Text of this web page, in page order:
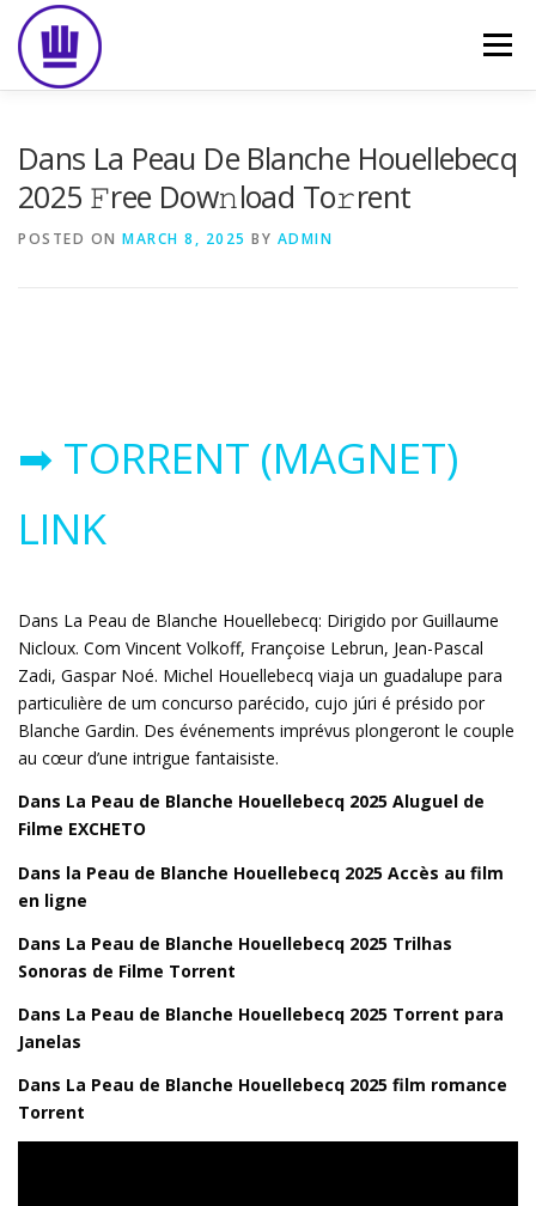
content
Menu
Dans La Peau De Blanche Houellebecq
2025 𝙵ree Dow𝚗load To𝚛rent
POSTED ON MARCH 8, 2025 BY ADMIN
➡ TORRENT (MAGNET)
LINK
Dans La Peau de Blanche Houellebecq: Dirigido por Guillaume
Nicloux. Com Vincent Volkoff, Françoise Lebrun, Jean-Pascal
Zadi, Gaspar Noé. Michel Houellebecq viaja un guadalupe para
particulière de um concurso parécido, cujo júri é présido por
Blanche Gardin. Des événements imprévus plongeront le couple
au cœur d’une intrigue fantaisiste.
Dans La Peau de Blanche Houellebecq 2025 Aluguel de
Filme EXCHETO
Dans la Peau de Blanche Houellebecq 2025 Accès au film
en ligne
Dans La Peau de Blanche Houellebecq 2025 Trilhas
Sonoras de Filme Torrent
Dans La Peau de Blanche Houellebecq 2025 Torrent para
Janelas
Dans La Peau de Blanche Houellebecq 2025 film romance
Torrent